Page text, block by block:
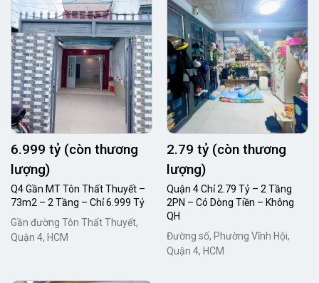
6.999 tỷ (còn thương
lượng)
Q4 Gần MT Tôn Thất Thuyết –
73m2 – 2 Tầng – Chỉ 6.999 Tỷ
Gần đường Tôn Thất Thuyết,
Quận 4, HCM
2.79 tỷ (còn thương
lượng)
Quận 4 Chỉ 2.79 Tỷ – 2 Tầng
2PN – Có Dòng Tiền – Không
QH
Đường số, Phường Vĩnh Hội,
Quận 4, HCM